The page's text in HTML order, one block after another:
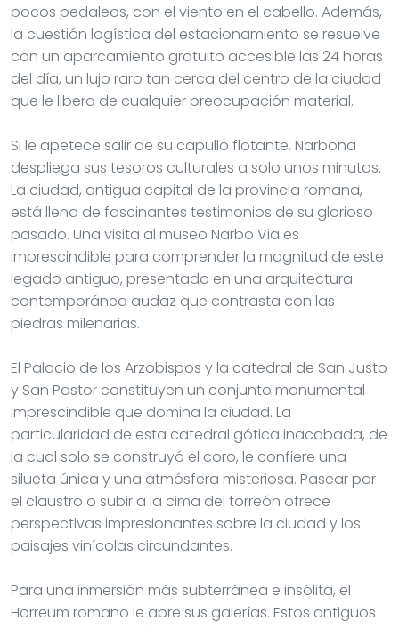
pocos pedaleos, con el viento en el cabello. Además,
la cuestión logística del estacionamiento se resuelve
con un aparcamiento gratuito accesible las 24 horas
del día, un lujo raro tan cerca del centro de la ciudad
que le libera de cualquier preocupación material.
Si le apetece salir de su capullo flotante, Narbona
despliega sus tesoros culturales a solo unos minutos.
La ciudad, antigua capital de la provincia romana,
está llena de fascinantes testimonios de su glorioso
pasado. Una visita al museo Narbo Via es
imprescindible para comprender la magnitud de este
legado antiguo, presentado en una arquitectura
contemporánea audaz que contrasta con las
piedras milenarias.
El Palacio de los Arzobispos y la catedral de San Justo
y San Pastor constituyen un conjunto monumental
imprescindible que domina la ciudad. La
particularidad de esta catedral gótica inacabada, de
la cual solo se construyó el coro, le confiere una
silueta única y una atmósfera misteriosa. Pasear por
el claustro o subir a la cima del torreón ofrece
perspectivas impresionantes sobre la ciudad y los
paisajes vinícolas circundantes.
Para una inmersión más subterránea e insólita, el
Horreum romano le abre sus galerías. Estos antiguos